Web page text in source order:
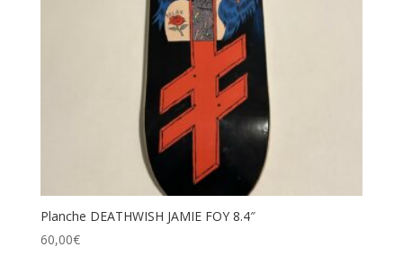
Planche DEATHWISH JAMIE FOY 8.4″
60,00€